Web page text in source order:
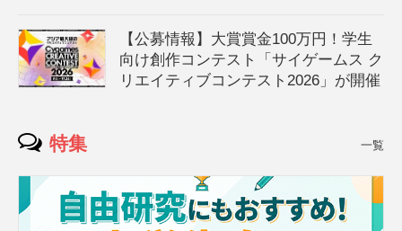
【公募情報】大賞賞金100万円！学生
向け創作コンテスト「サイゲームス ク
リエイティブコンテスト2026」が開催
特集 一覧